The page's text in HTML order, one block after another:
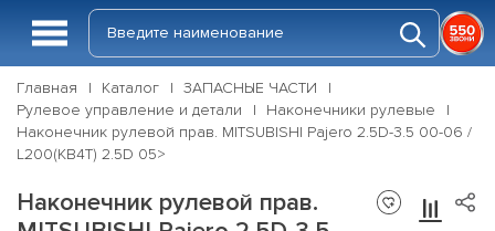
Главная Каталог
ЗАПАСНЫЕ ЧАСТИ
Рулевое управление и детали
Наконечники рулевые
Наконечник рулевой прав. MITSUBISHI Pajero 2.5D-3.5 00-06 /
L200(KB4T) 2.5D 05>
Наконечник рулевой прав.